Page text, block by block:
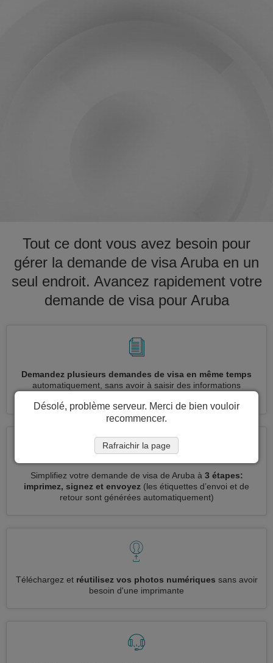
Tout ce dont vous avez besoin pour
gérer la demande de visa Aruba en un
seul endroit. Avancez rapidement votre
demande de visa pour Aruba
Demandez plusieurs demandes de visa en même temps
automatiquement, sans avoir à saisir des informations
Simplifiez votre demande de visa de Aruba à 3 étapes:
imprimez, signez et envoyez (les étiquettes d’envoi et de
retour sont générées automatiquement)
Téléchargez et réutilisez vos photos numériques sans avoir
besoin d'une imprimante
Désolé, problème serveur. Merci de bien vouloir
recommencer.
Rafraichir la page